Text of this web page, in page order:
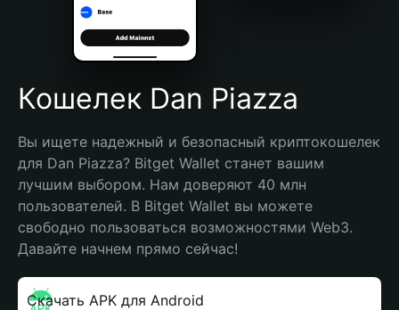
Português (Brasil)
Español (Argentina)
Кошелек Dan Piazza
Вы ищете надежный и безопасный криптокошелек
для Dan Piazza? Bitget Wallet станет вашим
лучшим выбором. Нам доверяют 40 млн
пользователей. В Bitget Wallet вы можете
свободно пользоваться возможностями Web3.
Давайте начнем прямо сейчас!
Скачать APK для Android